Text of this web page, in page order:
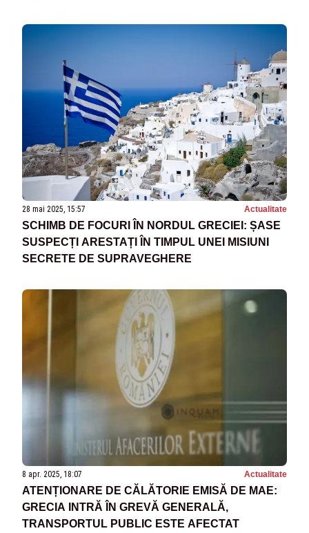
28 mai 2025, 15:57 Actualitate
SCHIMB DE FOCURI ÎN NORDUL GRECIEI: ȘASE
SUSPECȚI ARESTAȚI ÎN TIMPUL UNEI MISIUNI
SECRETE DE SUPRAVEGHERE
8 apr. 2025, 18:07 Actualitate
ATENȚIONARE DE CĂLĂTORIE EMISĂ DE MAE:
GRECIA INTRĂ ÎN GREVĂ GENERALĂ,
TRANSPORTUL PUBLIC ESTE AFECTAT